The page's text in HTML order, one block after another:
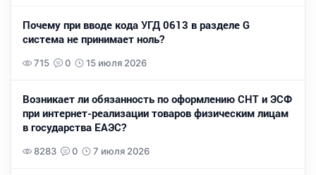
Почему при вводе кода УГД 0613 в разделе G
система не принимает ноль?
715 0 15 июля 2026
Возникает ли обязанность по оформлению СНТ и ЭСФ
при интернет-реализации товаров физическим лицам
в государства ЕАЭС?
8283 0 7 июля 2026